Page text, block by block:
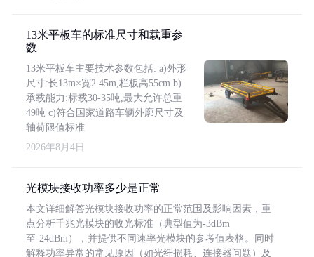
13米平板车的标准尺寸和载重参
数
13米平板车主要技术参数包括: a)外形
尺寸:长13m×宽2.45m,栏板高55cm b)
承载能力:标载30-35吨,最大允许总重
49吨 c)符合国家道路车辆外廓尺寸及
轴荷限值标准
2026年8月4日
光模块接收功率多少是正常
本文详细解答光模块接收功率的正常范围及影响因素，重
点分析千兆光模块的收光标准（典型值为-3dBm
至-24dBm），并提供不同速率光模块的参考值表格。同时
解释功率异常的常见原因（如光纤损耗、连接器问题）及